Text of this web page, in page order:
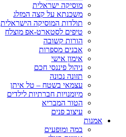
מוסיקה ישראלית
משכנתא על קצה המזלג
תולדות המוסיקה הישראלית
טיפים לסטארט-אפ מוצלח
הורות קשובה
אבנים מספרות
אימון אישי
ניהול פיננסי חכם
תזונה נכונה
עצמאי בשטח – טל איתן
מיומנויות חברתיות לילדים
הטור המבריא
עיצוב פנים
אמנות
במה ומופעים